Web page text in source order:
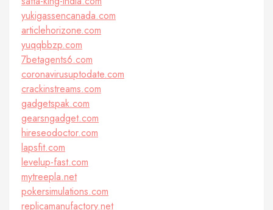
yukigassencanada.com
articlehorizone.com
yuqqbbzp.com
7betagents6.com
coronavirusuptodate.com
crackinstreams.com
gadgetspak.com
gearsngadget.com
hireseodoctor.com
lapsfit.com
levelup-fast.com
mytreepla.net
pokersimulations.com
replicamanufactory.net